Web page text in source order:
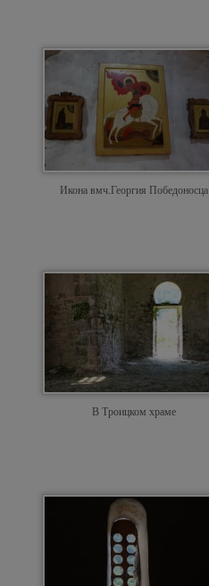
Икона вмч.Георгия Победоносца
В Троицком храме